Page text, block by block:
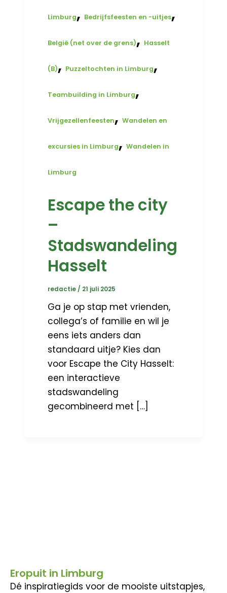
Limburg, Bedrijfsfeesten en -uitjes,
België (net over de grens), Hasselt
(B), Puzzeltochten in Limburg,
Teambuilding in Limburg,
Vrijgezellenfeesten,Wandelen en
excursies in Limburg,Wandelen in
Limburg
Escape the city
–
Stadswandeling
Hasselt
redactie/ 21 juli 2025
Ga je op stap met vrienden,
collega’s of familie en wil je
eens iets anders dan
standaard uitje? Kies dan
voor Escape the City Hasselt:
een interactieve
stadswandeling
gecombineerd met […]
Eropuit in Limburg
Dé inspiratiegids voor de mooiste uitstapjes,